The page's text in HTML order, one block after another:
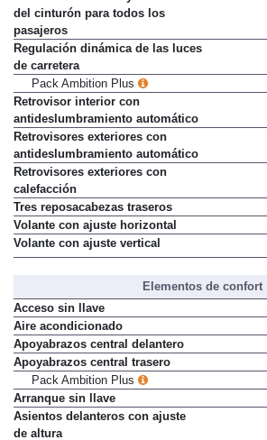
Recordatorio visual y acústico
del cinturón para todos los
pasajeros
Regulación dinámica de las luces
de carretera
Pack Ambition Plus
Retrovisor interior con
antideslumbramiento automático
Retrovisores exteriores con
antideslumbramiento automático
Retrovisores exteriores con
calefacción
Tres reposacabezas traseros
Volante con ajuste horizontal
Volante con ajuste vertical
Elementos de confort
Acceso sin llave
Aire acondicionado
Apoyabrazos central delantero
Apoyabrazos central trasero
Pack Ambition Plus
Arranque sin llave
Asientos delanteros con ajuste